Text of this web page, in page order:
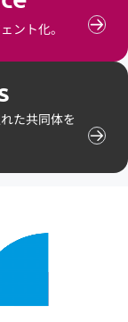
テ
ン
を
ント化。
の
ン
ツ
見
た共同体を
の